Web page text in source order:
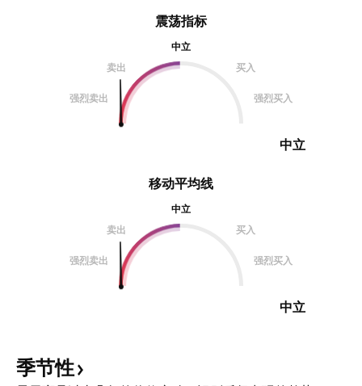
震荡指标
中立
卖出
买入
强烈卖出 强烈买入
中立
移动平均线
中立
卖出
买入
强烈卖出 强烈买入
中立
季节性